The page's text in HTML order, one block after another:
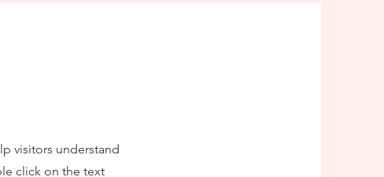
visitors understand
click on the text